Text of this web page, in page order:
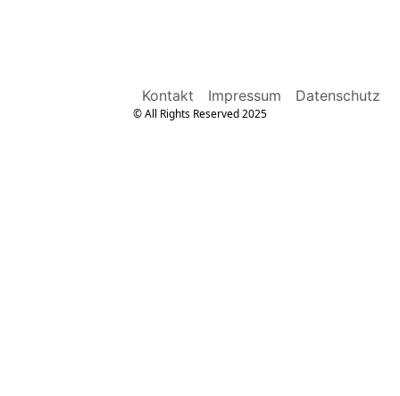
Kontakt Impressum Datenschutz
© All Rights Reserved 2025